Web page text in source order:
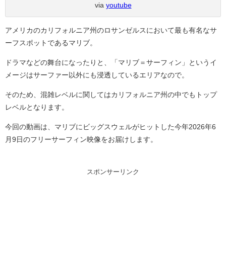
via youtube
アメリカのカリフォルニア州のロサンゼルスにおいて最も有名なサ
ーフスポットであるマリブ。
ドラマなどの舞台になったりと、「マリブ＝サーフィン」というイ
メージはサーファー以外にも浸透しているエリアなので。
そのため、混雑レベルに関してはカリフォルニア州の中でもトップ
レベルとなります。
今回の動画は、マリブにビッグスウェルがヒットした今年2026年6
月9日のフリーサーフィン映像をお届けします。
スポンサーリンク